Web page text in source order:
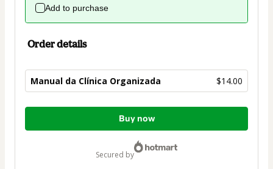
Add to purchase
Order details
Manual da Clínica Organizada $14.00
Total
Buy now
secured by